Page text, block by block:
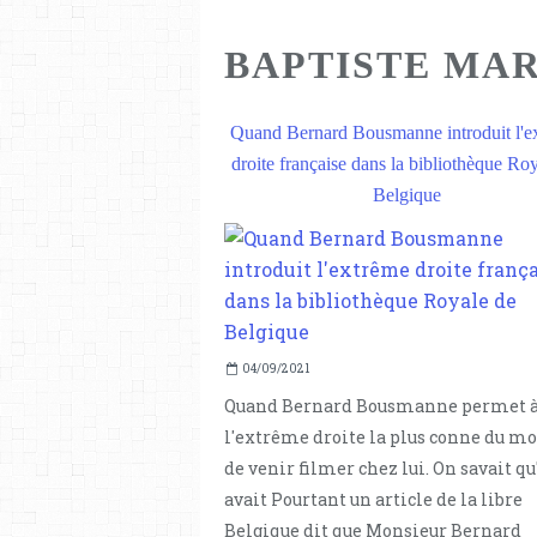
BAPTISTE
Quand Bernard Bousmanne introduit
droite française dans la bibliothèque
Belgique
04/09/2021
Quand Bernard Bousmanne permet
l'extrême droite la plus conne du
de venir filmer chez lui. On savait
avait Pourtant un article de la libre
Belgique dit que Monsieur Bernard